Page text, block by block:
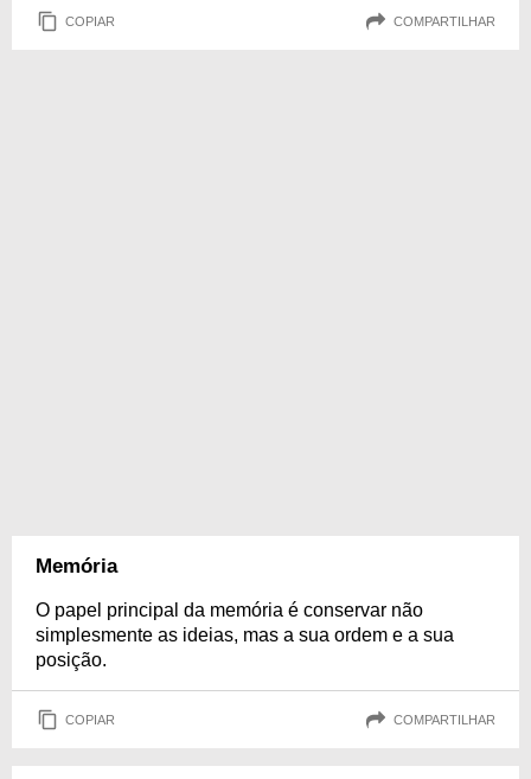
COPIAR COMPARTILHAR
Memória
O papel principal da memória é conservar não
simplesmente as ideias, mas a sua ordem e a sua
posição.
COPIAR COMPARTILHAR